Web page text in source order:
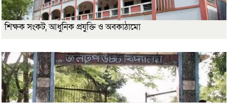
শিক্ষক সংকট, আধুনিক প্রযুক্তি ও অবকাঠামো